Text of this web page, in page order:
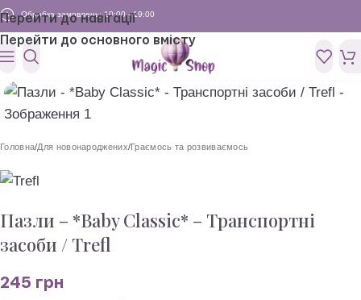
Перейти до навігації
Перейти до основного вмісту
Обробка замовлень: 10:00 - 19:00
Головна/Для новонароджених/Граємось та розвиваємось
Пазли – *Baby Classic* – Транспортні
засоби / Trefl
245 грн